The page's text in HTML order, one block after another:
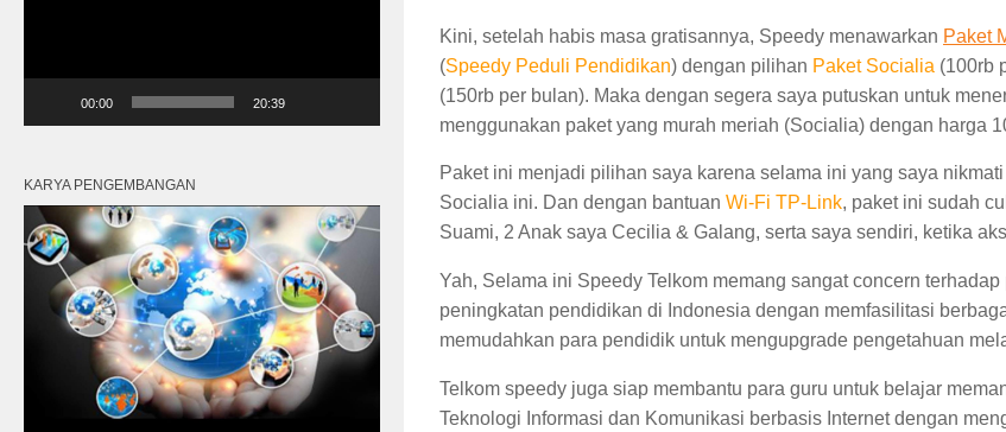
Kini, setelah habis masa gratisannya, Speedy menawarkan Paket
(Speedy Peduli Pendidikan) dengan pilihan Paket Socialia (100rb
(150rb per bulan). Maka dengan segera saya putuskan untuk
menggunakan paket yang murah meriah (Socialia) dengan harga
Paket ini menjadi pilihan saya karena selama ini yang saya
Socialia ini. Dan dengan bantuan Wi-Fi TP-Link, paket ini sudah
Suami, 2 Anak saya Cecilia & Galang, serta saya sendiri, ketika
Yah, Selama ini Speedy Telkom memang sangat concern
peningkatan pendidikan di Indonesia dengan memfasilitasi
memudahkan para pendidik untuk mengupgrade pengetahuan
Telkom speedy juga siap membantu para guru untuk belajar
Teknologi Informasi dan Komunikasi berbasis Internet dengan
00:00 20:39
KARYA PENGEMBANGAN